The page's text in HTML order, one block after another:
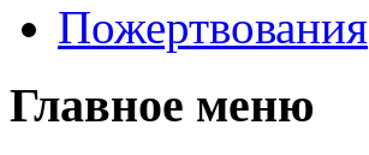
Пожертвования
Главное меню